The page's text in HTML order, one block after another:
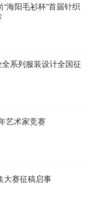
海阳毛衫杯”首届针织
系列服装设计全国征
艺术家竞赛
大赛征稿启事